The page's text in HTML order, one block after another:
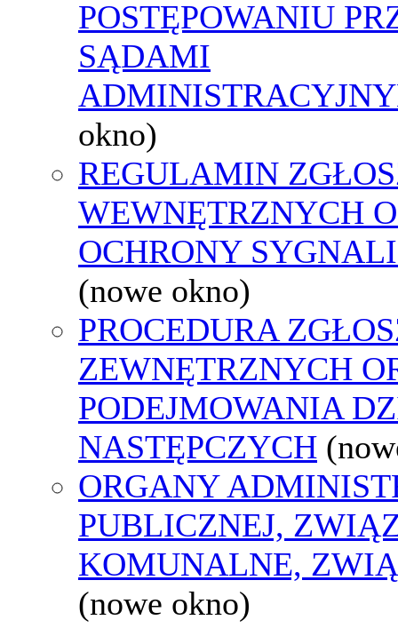
POSTĘPOWANIU
SĄDAMI
okno)
REGULAMIN
WEWNĘTRZNYCH
OCHRONY
(nowe okno)
PROCEDURA
ZEWNĘTRZNYCH
PODEJMOWANIA
NASTĘPCZYCH
ORGANY
PUBLICZNEJ,
KOMUNALNE,
(nowe okno)